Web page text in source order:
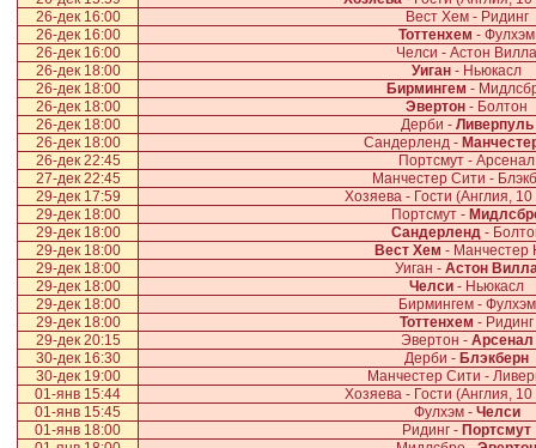
26-дек 16:00
Вест Хем - Ридинг
26-дек 16:00
Тоттенхем - Фулхэм
26-дек 16:00
Челси - Астон Вилла
26-дек 18:00
Уиган - Ньюкасл
26-дек 18:00
Бирмингем -
26-дек 18:00
Эвертон - Болтон
26-дек 18:00
Дерби - Ливерпуль
26-дек 18:00
Сандерленд -
26-дек 22:45
Портсмут - Арсенал
27-дек 22:45
Манчестер Сити -
29-дек 17:59
Хозяева - Гости (Англия,
29-дек 18:00
Портсмут -
29-дек 18:00
Сандерленд-
29-дек 18:00
Вест Хем - Манчестер
29-дек 18:00
Уиган - Астон
29-дек 18:00
Челси - Ньюкасл
29-дек 18:00
Бирмингем - Фулхэм
29-дек 18:00
Тоттенхем - Ридинг
29-дек 20:15
Эвертон - Арсенал
30-дек 16:30
Дерби - Блэкберн
30-дек 19:00
Манчестер Сити -
01-янв 15:44
Хозяева - Гости (Англия,
01-янв 15:45
Фулхэм - Челси
01-янв 18:00
Ридинг - Портсмут